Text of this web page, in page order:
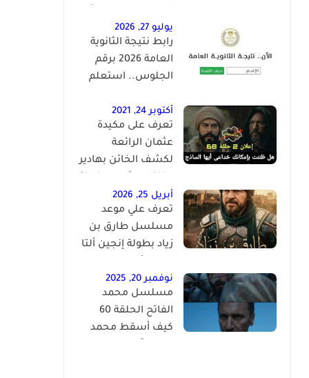
لافيينا
يوليو 27, 2026
رابط نتيجة الثانوية
العامة 2026 برقم
الجلوس.. استعلم
رسميًا
أكتوبر 24, 2021
تعرف على مكيدة
عثمان الرائعة
لكشف الخائن بهادير
كوسيس المؤسس
عثمان الحلقة 68
أبريل 25, 2026
تعرف علي موعد
مسلسل طارق بن
زياد بطولة إنجين ألتا
نوفمبر 20, 2025
مسلسل محمد
الفاتح الحلقة 60
كيف أسقط محمد